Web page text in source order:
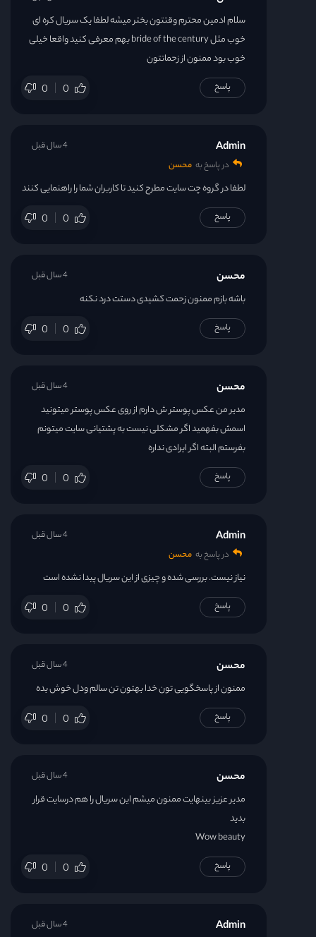
سلام ادمین محترم وقتتون بختر میشه لطفا یک سریال کره ای
خوب مثل bride of the century بهم معرفی کنید واقعا خیلی
خوب بود ممنون از زحماتتون
0 0 پاسخ
Admin
در پاسخ به محسن
لطفا در گروه چت سایت مطرح کنید تا کاربران شما را راهنمایی کنند
0 0
4 سال قبل
پاسخ
محسن
باشه بازم ممنون زحمت کشیدی دستت درد نکنه
0 0
4 سال قبل
پاسخ
محسن
مدیر من عکس پوستر ش دارم از روی عکس پوستر میتونید
اسمش بفهمید اگر مشکلی نیست به پشتیانی سایت میتونم
بفرستم البته اگر ایرادی نداره
0 0
4 سال قبل
پاسخ
Admin
در پاسخ به محسن
نیاز نیست. بررسی شده و چیزی از این سریال پیدا نشده است
0 0
4 سال قبل
پاسخ
محسن
ممنون از پاسخگویی تون خدا بهتون تن سالم ودل خوش بده
0 0
4 سال قبل
پاسخ
محسن
مدیر عزیز بینهایت ممنون میشم این سریال را هم درسایت قرار
بدید
Wow beauty
0 0
4 سال قبل
پاسخ
Admin 4 سال قبل